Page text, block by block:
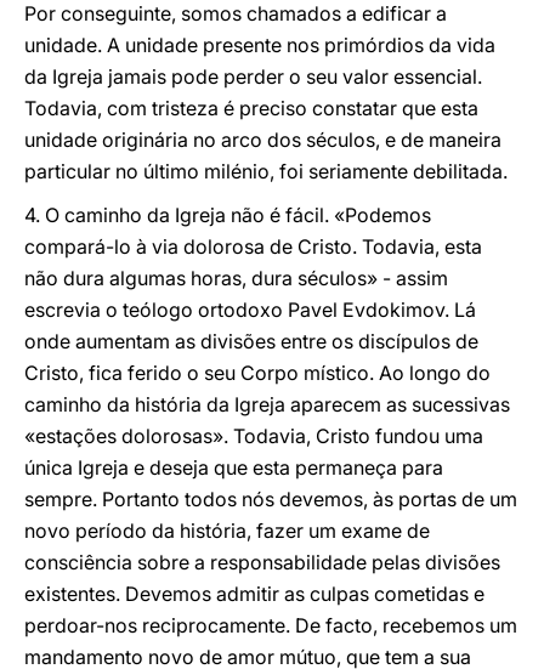
Por conseguinte, somos chamados a edificar a
unidade. A unidade presente nos primórdios da vida
da Igreja jamais pode perder o seu valor essencial.
Todavia, com tristeza é preciso constatar que esta
unidade originária no arco dos séculos, e de maneira
particular no último milénio, foi seriamente debilitada.
4. O caminho da Igreja não é fácil. «Podemos
compará-lo à via dolorosa de Cristo. Todavia, esta
não dura algumas horas, dura séculos» - assim
escrevia o teólogo ortodoxo Pavel Evdokimov. Lá
onde aumentam as divisões entre os discípulos de
Cristo, fica ferido o seu Corpo místico. Ao longo do
caminho da história da Igreja aparecem as sucessivas
«estações dolorosas». Todavia, Cristo fundou uma
única Igreja e deseja que esta permaneça para
sempre. Portanto todos nós devemos, às portas de um
novo período da história, fazer um exame de
consciência sobre a responsabilidade pelas divisões
existentes. Devemos admitir as culpas cometidas e
perdoar-nos reciprocamente. De facto, recebemos um
mandamento novo de amor mútuo, que tem a sua